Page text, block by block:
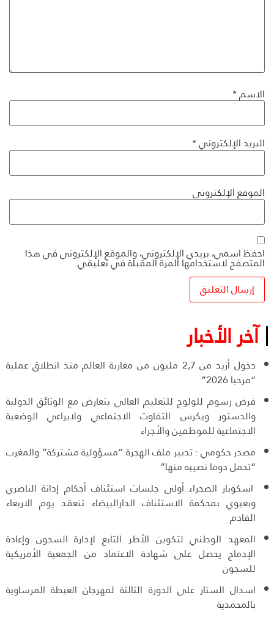
الاسم*
البريد الإلكتروني*
الموقع الإلكتروني
احفظ اسمي، بريدي الإلكتروني، والموقع الإلكتروني في هذا
المتصفح لاستخدامها المرة المقبلة في تعليقي.
آخر الأخبار
دخول أزيد من 2,7 مليون من مغاربة العالم منذ انطلاق عملية
“مرحبا 2026”
فرض رسوم للولوج للتعليم العالي يتعارض مع الوثائق الدولية
والدستور ويكرس التفاوت الاجتماعي ولايراعي الوضعية
الاجتماعية للموظفين والأجراء
مصدر حكومي : تدبير ملف الهجرة “مسؤولية مشتركة” والمغرب
“تحمل دوما نصيبه منها”
اسكوبار الصحراء..أولى جلسات استئناف أحكام إدانة الناصري
وبعيوي بمحكمة الاستئناف الدارالبيضاء تنعقد يوم الاربعاء
القادم
المعهد الوطني لتكوين الأطر التابع لإدارة السجون وإعادة
الإدماج يحصل على شهادة الاعتماد من الجمعية الأمريكية
للسجون
اسدال الستار على الدورة الثالثة لمهرجان العيطة المرساوية
بالمحمدية